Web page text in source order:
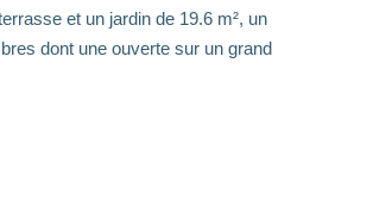
et un jardin de 19.6 m², un
dont une ouverte sur un grand